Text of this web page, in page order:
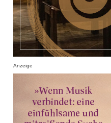
Anzeige